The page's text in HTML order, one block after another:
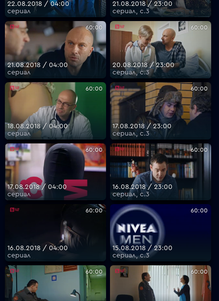
22.08.2018 / 04:00
сериал
21.08.2018 / 23:00
сериал, с.3
60:00
21.08.2018 / 04:00
сериал
60:00
20.08.2018 / 23:00
сериал, с.3
60:00
18.08.2018 / 04:00
сериал
60:00
17.08.2018 / 23:00
сериал, с.3
60:00
17.08.2018 / 04:00
сериал
60:00
16.08.2018 / 23:00
сериал, с.3
60:00
16.08.2018 / 04:00
сериал
60:00
15.08.2018 / 23:00
сериал, с.3
60:00 60:00